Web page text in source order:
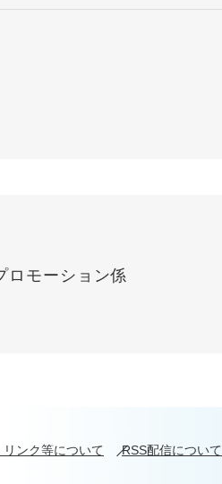
ロモーション係
リンク等について RSS配信について